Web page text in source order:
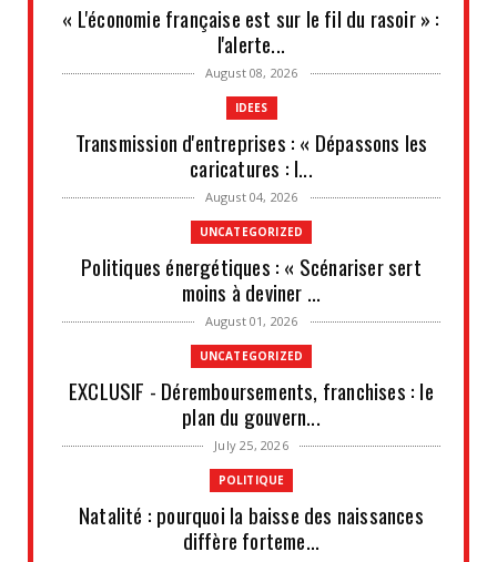
« L'économie française est sur le fil du rasoir » :
l'alerte...
August 08, 2026
IDEES
Transmission d'entreprises : « Dépassons les
caricatures : l...
August 04, 2026
UNCATEGORIZED
Politiques énergétiques : « Scénariser sert
moins à deviner ...
August 01, 2026
UNCATEGORIZED
EXCLUSIF - Déremboursements, franchises : le
plan du gouvern...
July 25, 2026
POLITIQUE
Natalité : pourquoi la baisse des naissances
diffère forteme...